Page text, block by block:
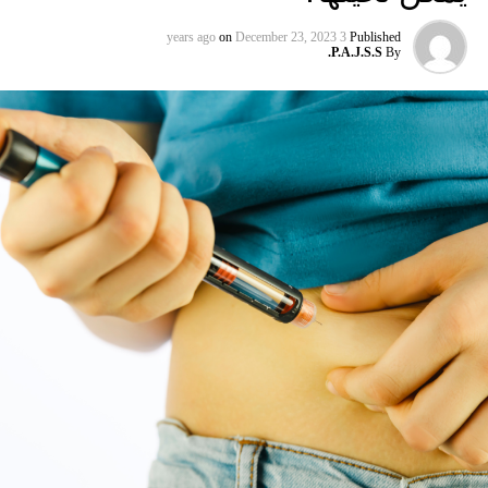
الدماغ والتي تعرف بمطقة بروكا، وأول مريض موثق تم
تشخيصه بهذه الحالة كان ايضاً يستطيع نطق كلمة واحدة فقط.
كان اسمه لويس فيكتور بورجيس، لكنه كهودور كان الناس
ينادونه بالكلمة الوحيدة التي كان ينطقها وهي “تان”. خامساً: علم
الكواكب: الشتاء قادم حتى لو لم تكن من متابعي صراع
العروش، لا بد من انك سمعت عبارة “الشتاء قادم”. فأن هذه
العبارة نطقت مراراً وتكراراً في المواسم الاولى من العرض، لأن
قصة المسلسل موجودة في عالم مواسمه طويلة لا يمكن التنبؤ
بها – مما يعني أن الشتاء من الممكن أن يأتي بأي وقت ويستمر
لأربعة سنوات. تناول جورج آر.آر مارتن مخاطباً جماهيره على
وجه التحديد برغبته بالإتيان بتفسيرات علمية للمواسم: ” على أن
أقول بأنها محاولة جيدة يا رفاق، لكنكم تفكرون بالاتجاه الخاطئ،
فهذه سلسلة خيالية، وسوف اشرح في النهاية، لكن الشرح
سيكون شرحاً خيالياً.” وجانباً إلى التفسيرات الخيالية، فقد اهتم
عدد من العلماء بهذا الأمر مع تقديم بعض التفسيرات العلمية
المقنعة. فعلى سبيل المثال، تأتي فصول الكوكب عن الإمالة في
محوره، فكلما زاد الميل في محوره، كلما طالت الفصول، مما
يفسر ميلان محور كوكب اورانوس 98 درجة مما يجعل من شتائه
42 عام. فمن المحتمل أن كوكب صراع العروش له مواسم
Published
3 years ago
on December 23, 2023
By
P.A.J.S.S.